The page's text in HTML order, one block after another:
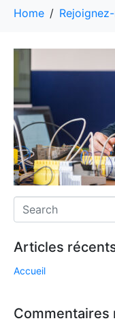
Home
Articles
Accueil
Commentaires